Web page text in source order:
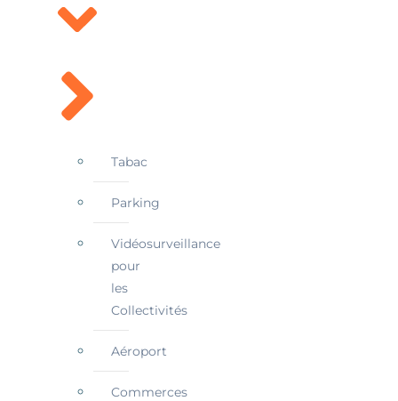
Tabac
Parking
Vidéosurveillance
pour
les
Collectivités
Aéroport
Commerces